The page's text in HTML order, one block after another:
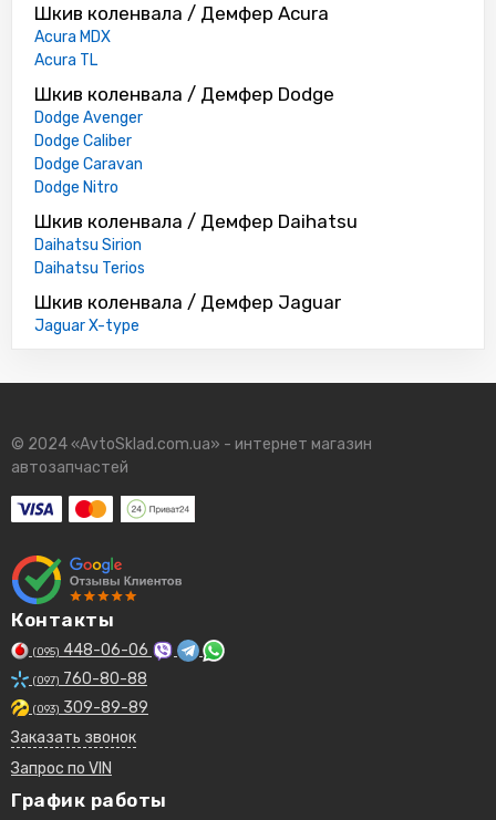
Шкив коленвала / Демфер Acura
Acura MDX
Acura TL
Шкив коленвала / Демфер Dodge
Dodge Avenger
Dodge Caliber
Dodge Caravan
Dodge Nitro
Шкив коленвала / Демфер Daihatsu
Daihatsu Sirion
Daihatsu Terios
Шкив коленвала / Демфер Jaguar
Jaguar X-type
© 2024 «AvtoSklad.com.ua» - интернет магазин
автозапчастей
Контакты
(095) 448-06-06
(097) 760-80-88
(093) 309-89-89
Заказать звонок
Запрос по VIN
График работы